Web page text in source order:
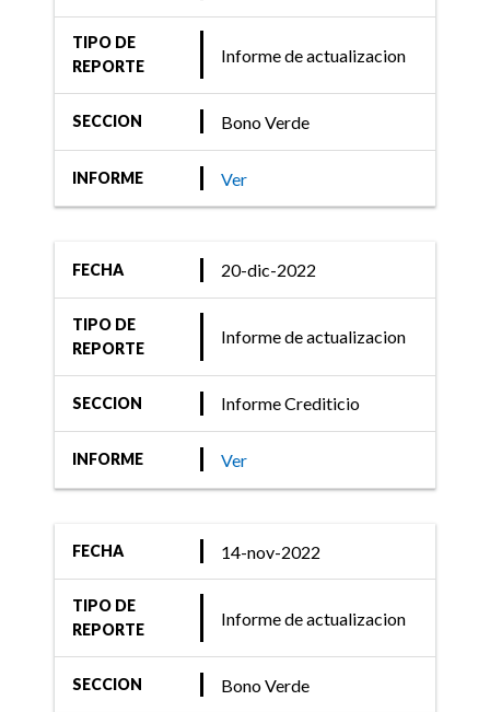
TIPO DE
REPORTE
Informe de actualizacion
SECCION Bono Verde
INFORME Ver
FECHA 20-dic-2022
TIPO DE
REPORTE
Informe de actualizacion
SECCION Informe Crediticio
INFORME Ver
FECHA 14-nov-2022
TIPO DE
REPORTE
Informe de actualizacion
SECCION Bono Verde